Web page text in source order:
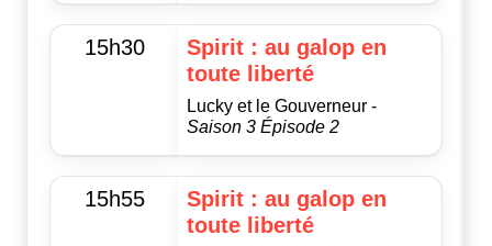
15h30
Spirit : au galop en
toute liberté
Lucky et le Gouverneur -
Saison 3 Épisode 2
15h55
Spirit : au galop en
toute liberté